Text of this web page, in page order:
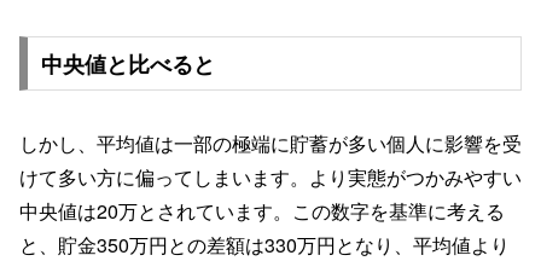
中央値と比べると
しかし、平均値は一部の極端に貯蓄が多い個人に影響を受
けて多い方に偏ってしまいます。より実態がつかみやすい
中央値は20万とされています。この数字を基準に考える
と、貯金350万円との差額は330万円となり、平均値より